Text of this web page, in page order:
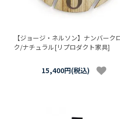
【ジョージ・ネルソン】ナンバーク
ク/ナチュラル[リプロダクト家具]
15,400円(税込)